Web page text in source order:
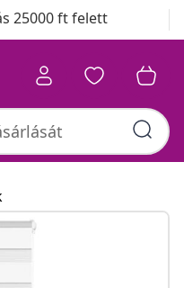
25000 ft felett